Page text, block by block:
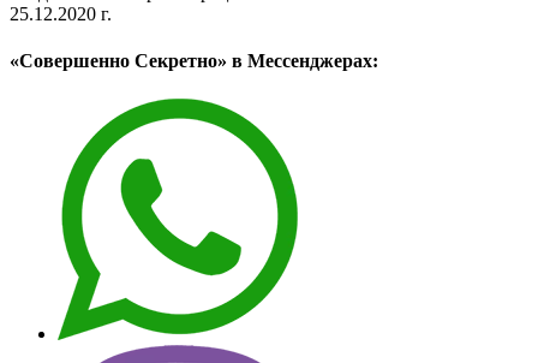
25.12.2020 г.
«Совершенно Секретно» в Мессенджерах: